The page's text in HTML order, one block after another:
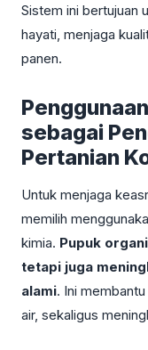
Sistem ini bertujuan
hayati, menjaga
panen.
sebagai
Pertanian
Untuk menjaga
memilih
kimia. Pupuk
tetapi juga
alami. Ini
air, sekaligus